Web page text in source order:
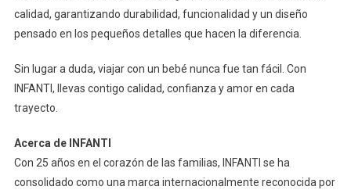
calidad, garantizando durabilidad, funcionalidad y un diseño
pensado en los pequeños detalles que hacen la diferencia.
Sin lugar a duda, viajar con un bebé nunca fue tan fácil. Con
INFANTI, llevas contigo calidad, confianza y amor en cada
trayecto.
Acerca de INFANTI
Con 25 años en el corazón de las familias, INFANTI se ha
consolidado como una marca internacionalmente reconocida por